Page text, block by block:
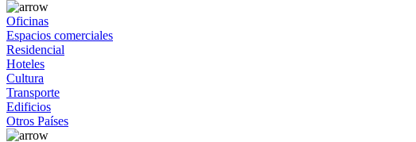
Oficinas
Espacios comerciales
Residencial
Hoteles
Cultura
Transporte
Edificios
Otros Países